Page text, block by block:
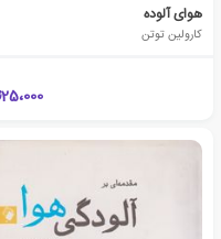
هوای آلوده
کارولین توتن
25،000